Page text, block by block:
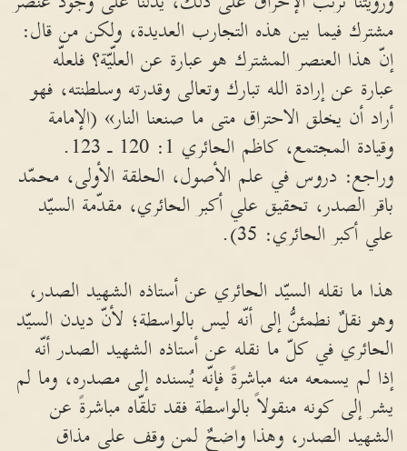
مشترك فيما بين هذه التجارب العديدة، ولكن من قال:
إنّ هذا العنصر المشترك هو عبارة عن العلّيّة؟ فلعلّه
عبارة عن إرادة الله تبارك وتعالى وقدرته وسلطنته، فهو
أراد أن يخلق الاحتراق متى ما صنعنا النار» (الإمامة
وقيادة المجتمع، كاظم الحائري 1: 120 ـ 123.
وراجع: دروس في علم الأصول، الحلقة الأولى، محمّد
باقر الصدر، تحقيق علي أكبر الحائري، مقدّمة السيّد
علي أكبر الحائري: 35).
هذا ما نقله السيّد الحائري عن أستاذه الشهيد الصدر،
وهو نقلٌ نطمئنُّ إلى أنّه ليس بالواسطة؛ لأنّ ديدن السيّد
الحائري في كلّ ما نقله عن أستاذه الشهيد الصدر أنّه
إذا لم يسمعه منه مباشرةً فإنّه يُسنده إلى مصدره، وما لم
يشر إلى كونه منقولاً بالواسطة فقد تلقّاه مباشرةً عن
الشهيد الصدر، وهذا واضحٌ لمن وقف على مذاق